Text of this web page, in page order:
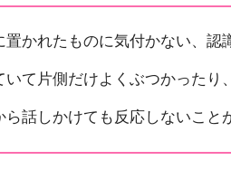
置かれたものに気付かない、認
いて片側だけよくぶつかったり
ら話しかけても反応しないこと